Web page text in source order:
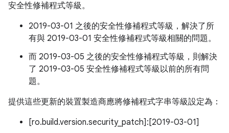
安全性修補程式等級。
2019-03-01 之後的安全性修補程式等級，解決了所
有與 2019-03-01 安全性修補程式等級相關的問題。
而 2019-03-05 之後的安全性修補程式等級，則解決
了 2019-03-05 安全性修補程式等級以前的所有問
題。
提供這些更新的裝置製造商應將修補程式字串等級設定為：
[ro.build.version.security_patch]:[2019-03-01]